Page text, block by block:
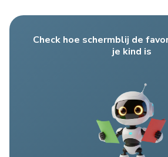
Check hoe schermblij de
je kind is